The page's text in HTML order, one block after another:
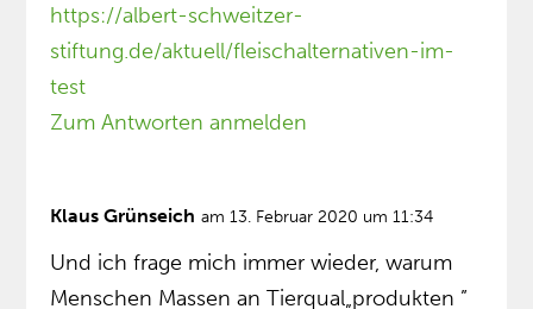
https://albert-schweitzer-
stiftung.de/aktuell/fleischalternativen-im-
test
Zum Antworten anmelden
Klaus Grünseich am 13. Februar 2020 um 11:34
Und ich frage mich immer wieder, warum
Menschen Massen an Tierqual„produkten ”